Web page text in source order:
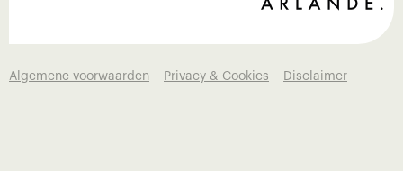
Algemene voorwaarden Privacy & Cookies Disclaimer